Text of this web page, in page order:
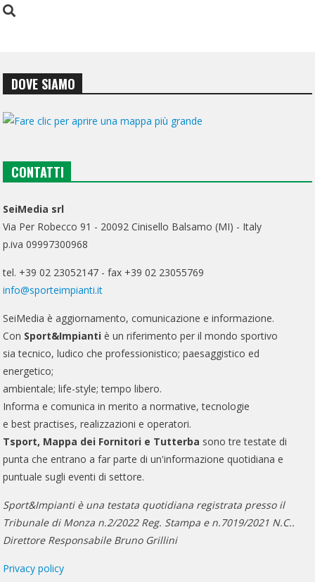
DOVE SIAMO
CONTATTI
SeiMedia srl
Via Per Robecco 91 - 20092 Cinisello Balsamo (MI) - Italy
p.iva 09997300968
tel. +39 02 23052147 - fax +39 02 23055769
info@sporteimpianti.it
SeiMedia è aggiornamento, comunicazione e informazione.
Con Sport&Impianti è un riferimento per il mondo sportivo
sia tecnico, ludico che professionistico; paesaggistico ed
energetico;
ambientale; life-style; tempo libero.
Informa e comunica in merito a normative, tecnologie
e best practises, realizzazioni e operatori.
Tsport, Mappa dei Fornitori e Tutterba sono tre testate di
punta che entrano a far parte di un'informazione quotidiana e
puntuale sugli eventi di settore.
Sport&Impianti è una testata quotidiana registrata presso il
Tribunale di Monza n.2/2022 Reg. Stampa e n.7019/2021 N.C..
Direttore Responsabile Bruno Grillini
Privacy policy